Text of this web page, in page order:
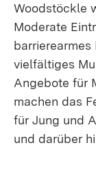
Woodstöckle
Moderate
barrierearmes
vielfältiges
Angebote für
machen das
für Jung und
und darüber